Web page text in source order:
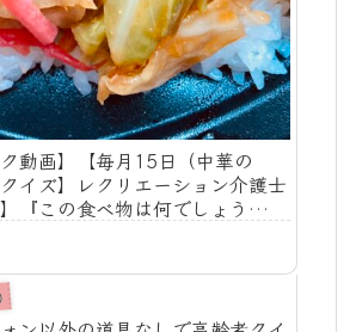
ク動画】【毎月15日（中華の
イズ】レクリエーション介護士
『この食べ物は何でしょう
『回鍋肉丼』